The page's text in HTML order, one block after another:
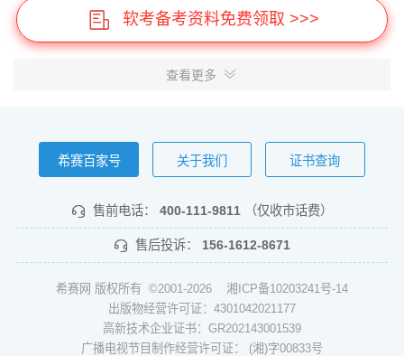
软考备考资料免费领取 >>>
查看更多
希赛百家号 关于我们 证书查询
售前电话： 400-111-9811 （仅收市话费）
售后投诉： 156-1612-8671
希赛网 版权所有 ©2001-2026 湘ICP备10203241号-14
出版物经营许可证：4301042021177
高新技术企业证书：GR202143001539
广播电视节目制作经营许可证： (湘)字00833号